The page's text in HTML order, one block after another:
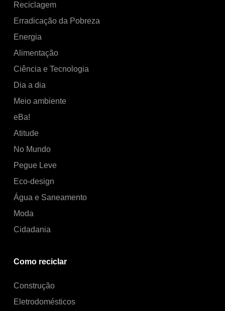
Reciclagem
Erradicação da Pobreza
Energia
Alimentação
Ciência e Tecnologia
Dia a dia
Meio ambiente
eBa!
Atitude
No Mundo
Pegue Leve
Eco-design
Água e Saneamento
Moda
Cidadania
Como reciclar
Construção
Eletrodomésticos